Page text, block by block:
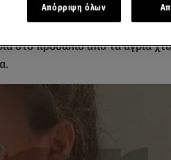
άτομα στη μέση του δρόμου
κατέγραψε κάμερα είναι
στο πρόσωπο από τα άγρια
Απόρριψη όλων